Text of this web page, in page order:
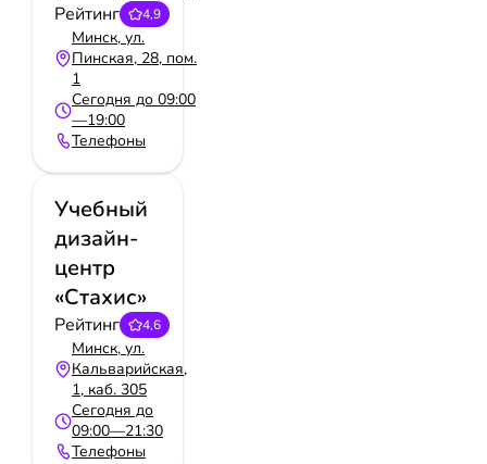
Рейтинг 4,9
Минск, ул.
Пинская, 28, пом.
1
Сегодня до 09:00
—19:00
Телефоны
Учебный
дизайн-
центр
«Стахис»
Рейтинг 4,6
Минск, ул.
Кальварийская,
1, каб. 305
Сегодня до
09:00—21:30
Телефоны